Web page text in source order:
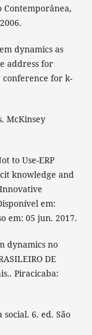
Contemporânea,
dynamics as
address for
for k-
McKinsey
to Use-ERP
knowledge and
em:
em: 05 jun. 2017.
dynamics no
DE
Piracicaba:
social. 6. ed. São